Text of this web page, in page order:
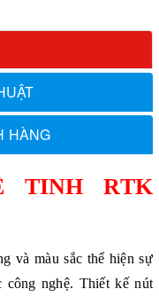
HÀNG
TINH RTK
và màu sắc thể hiện sự
nghệ. Thiết kế nút